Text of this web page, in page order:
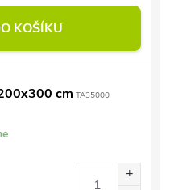
KOŠÍKU
cm TA35000